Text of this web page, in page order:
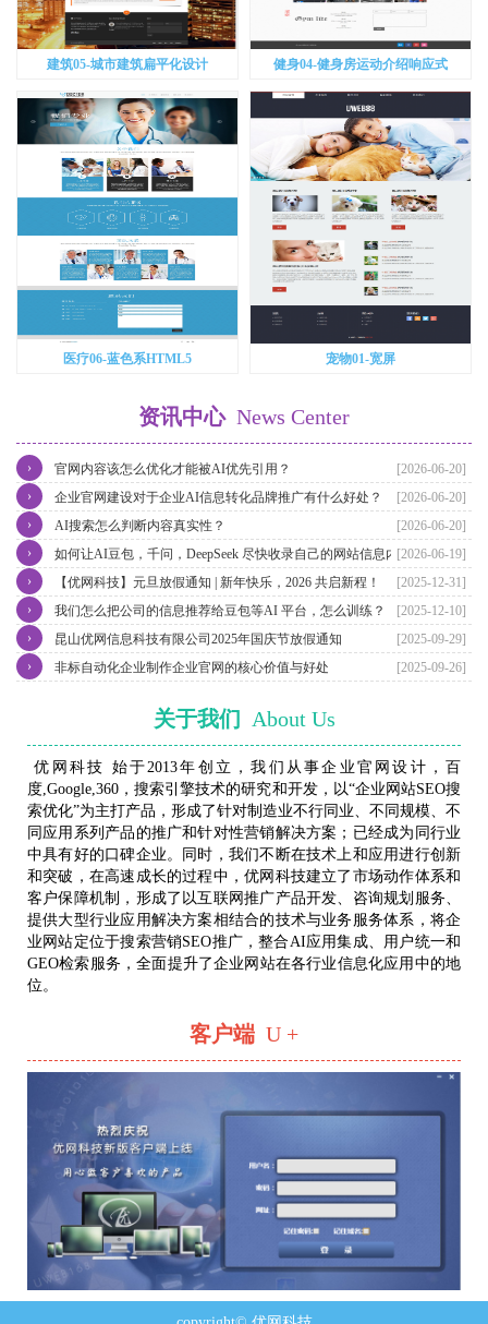
建筑05-城市建筑扁平化设计 健身04-健身房运动介绍响应式
医疗06-蓝色系HTML5 宠物01-宽屏
资讯中心 News Center
[2026-06-20]
官网内容该怎么优化才能被AI优先引用？
›
[2026-06-20]
企业官网建设对于企业AI信息转化品牌推广有什么好处？
›
[2026-06-20]
AI搜索怎么判断内容真实性？
›
[2026-06-19]
如何让AI豆包，千问，DeepSeek 尽快收录自己的网站信息内容？
›
[2025-12-31]
【优网科技】元旦放假通知 | 新年快乐，2026 共启新程！
›
[2025-12-10]
我们怎么把公司的信息推荐给豆包等AI 平台，怎么训练？
›
[2025-09-29]
昆山优网信息科技有限公司2025年国庆节放假通知
›
[2025-09-26]
非标自动化企业制作企业官网的核心价值与好处
›
关于我们 About Us
优网科技 始于2013年创立，我们从事企业官网设计，百
度,Google,360，搜索引擎技术的研究和开发，以“企业网站SEO搜
索优化”为主打产品，形成了针对制造业不行同业、不同规模、不
同应用系列产品的推广和针对性营销解决方案；已经成为同行业
中具有好的口碑企业。同时，我们不断在技术上和应用进行创新
和突破，在高速成长的过程中，优网科技建立了市场动作体系和
客户保障机制，形成了以互联网推广产品开发、咨询规划服务、
提供大型行业应用解决方案相结合的技术与业务服务体系，将企
业网站定位于搜索营销SEO推广，整合AI应用集成、用户统一和
GEO检索服务，全面提升了企业网站在各行业信息化应用中的地
位。
客户端 U +